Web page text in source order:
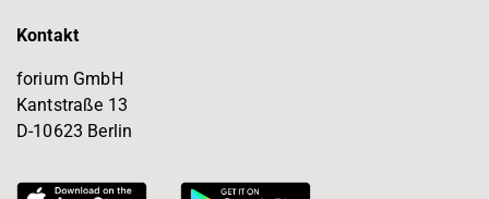
Kontakt
forium GmbH
Kantstraße 13
D-10623 Berlin